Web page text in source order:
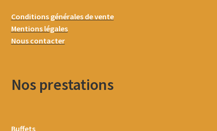
Conditions générales de vente
Mentions légales
Nous contacter
Nos prestations
Buffets